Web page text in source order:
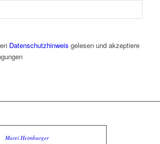
Datenschutzhinweis gelesen und akzeptiere
Marei Heimburger